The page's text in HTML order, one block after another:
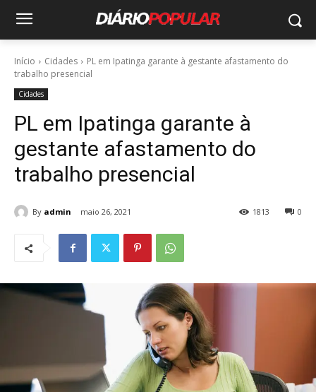
Início Cidades
PL em Ipatinga garante à gestante afastamento do
trabalho presencial
Cidades
PL em Ipatinga garante à
gestante afastamento do
trabalho presencial
By admin maio 26, 2021 0
1813